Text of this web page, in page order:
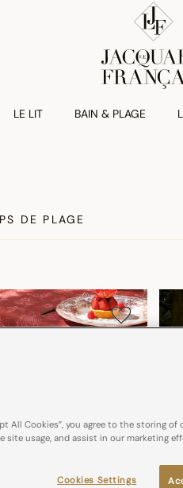
LE LIT BAIN & PLAGE
DE PLAGE
All Cookies”, you agree to the storing
site usage, and assist in our marketing
Cookies Settings